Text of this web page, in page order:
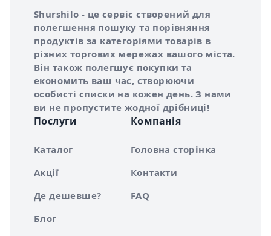
Про сервіс Shurshilo
Shurshilo - це сервіс створений для
полегшення пошуку та порівняння
продуктів за категоріями товарів в
різних торгових мережах вашого міста.
Він також полегшує покупки та
економить ваш час, створюючи
особисті списки на кожен день. З нами
ви не пропустите жодної дрібниці!
Послуги
Каталог
Акції
Де дешевше?
Блог
Компанія
Головна сторінка
Контакти
FAQ